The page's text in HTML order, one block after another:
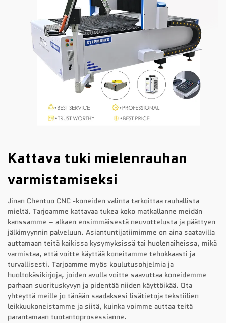
Kattava tuki mielenrauhan
varmistamiseksi
Jinan Chentuo CNC -koneiden valinta tarkoittaa rauhallista
mieltä. Tarjoamme kattavaa tukea koko matkallanne meidän
kanssamme – alkaen ensimmäisestä neuvottelusta ja päättyen
jälkimyynnin palveluun. Asiantuntijatiimimme on aina saatavilla
auttamaan teitä kaikissa kysymyksissä tai huolenaiheissa, mikä
varmistaa, että voitte käyttää koneitamme tehokkaasti ja
turvallisesti. Tarjoamme myös koulutusohjelmia ja
huoltokäsikirjoja, joiden avulla voitte saavuttaa koneidemme
parhaan suorituskyvyn ja pidentää niiden käyttöikää. Ota
yhteyttä meille jo tänään saadaksesi lisätietoja tekstiilien
leikkuukoneistamme ja siitä, kuinka voimme auttaa teitä
parantamaan tuotantoprosessianne.